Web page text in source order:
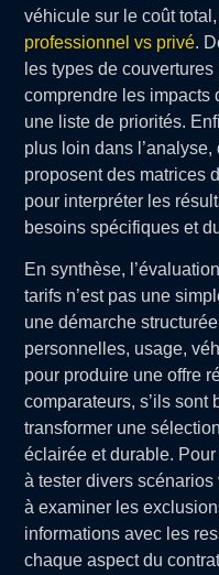
véhicule sur le coût
professionnel vs privé.
les types de
comprendre les impacts
une liste de priorités.
plus loin dans
proposent des matrices
pour interpréter les
besoins spécifiques et
En synthèse,
tarifs n’est pas une
une démarche
personnelles, usage,
pour produire une offre
comparateurs, s’ils sont
transformer une
éclairée et durable.
à tester divers
à examiner les
informations avec les
chaque aspect du